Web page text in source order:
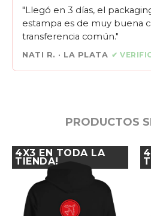
"Llegó en 3 días, el
estampa es de muy buena
transferencia común."
NATI R. · LA PLATA ✔
PRODUCTOS
4X3 EN TODA LA
TIENDA!